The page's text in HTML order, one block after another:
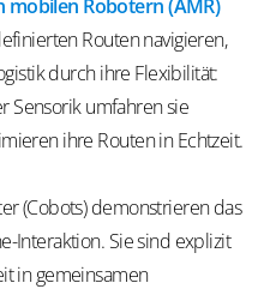
Robotern (AMR)
Routen navigieren,
durch ihre Flexibilität:
Sensorik umfahren sie
ihre Routen in Echtzeit.
(Cobots) demonstrieren das
Interaktion. Sie sind explizit
in gemeinsamen